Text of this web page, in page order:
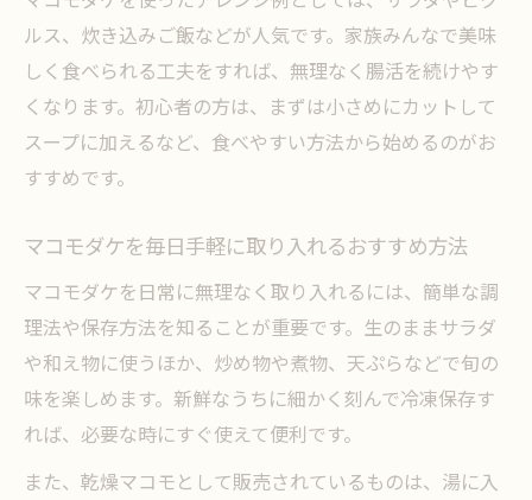
ルス、炊き込みご飯などが人気です。家族みんなで美味
しく食べられる工夫をすれば、無理なく腸活を続けやす
くなります。初心者の方は、まずは小さめにカットして
スープに加えるなど、食べやすい方法から始めるのがお
すすめです。
マコモダケを毎日手軽に取り入れるおすすめ方法
マコモダケを日常に無理なく取り入れるには、簡単な調
理法や保存方法を知ることが重要です。生のままサラダ
や和え物に使うほか、炒め物や煮物、天ぷらなどで旬の
味を楽しめます。新鮮なうちに細かく刻んで冷凍保存す
れば、必要な時にすぐ使えて便利です。
また、乾燥マコモとして販売されているものは、湯に入